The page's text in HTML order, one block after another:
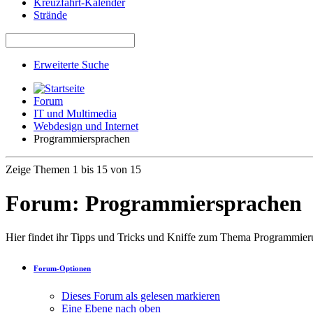
Strände
Erweiterte Suche
Forum
IT und Multimedia
Webdesign und Internet
Programmiersprachen
Zeige Themen 1 bis 15 von 15
Forum: Programmiersprachen
Hier findet ihr Tipps und Tricks und Kniffe zum Thema
Forum-Optionen
Dieses Forum als gelesen markieren
Eine Ebene nach oben